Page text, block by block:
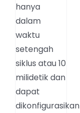
hanya
dalam
waktu
setengah
siklus atau 10
milidetik dan
dapat
dikonfigurasikan